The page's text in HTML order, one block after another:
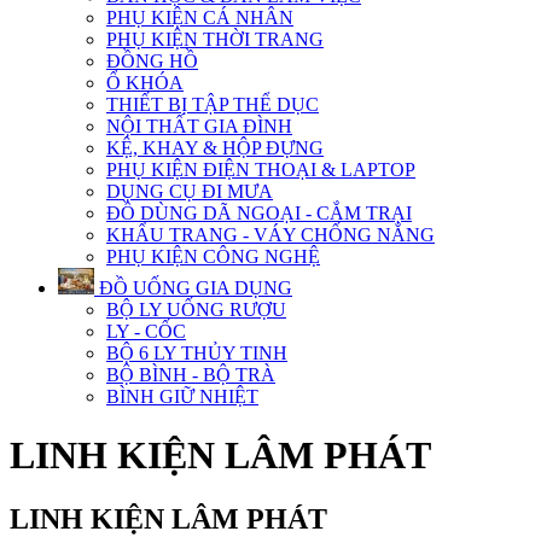
PHỤ KIỆN CÁ NHÂN
PHỤ KIỆN THỜI TRANG
ĐỒNG HỒ
Ổ KHÓA
THIẾT BỊ TẬP THỂ DỤC
NỘI THẤT GIA ĐÌNH
KỆ, KHAY & HỘP ĐỰNG
PHỤ KIỆN ĐIỆN THOẠI & LAPTOP
DỤNG CỤ ĐI MƯA
ĐỒ DÙNG DÃ NGOẠI - CẮM TRẠI
KHẨU TRANG - VÁY CHỐNG NẮNG
PHỤ KIỆN CÔNG NGHỆ
ĐỒ UỐNG GIA DỤNG
BỘ LY UỐNG RƯỢU
LY - CỐC
BỘ 6 LY THỦY TINH
BỘ BÌNH - BỘ TRÀ
BÌNH GIỮ NHIỆT
LINH KIỆN LÂM PHÁT
LINH KIỆN LÂM PHÁT